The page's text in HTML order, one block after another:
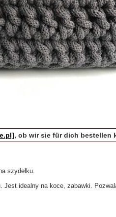
, ob wir sie für dich bestellen
szydełku.
Jest idealny na koce, zabawki.